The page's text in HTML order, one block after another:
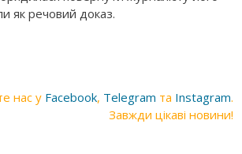
як речовий доказ.
нас у Facebook, Telegram та Instagram.
Завжди цікаві новини!